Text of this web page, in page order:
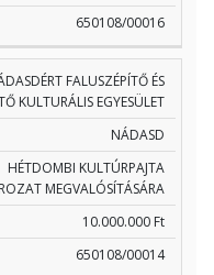
650108/00016
FALUSZÉPÍTŐ ÉS
KULTURÁLIS EGYESÜLET
NÁDASD
HÉTDOMBI KULTÚRPAJTA
MEGVALÓSÍTÁSÁRA
10.000.000 Ft
650108/00014